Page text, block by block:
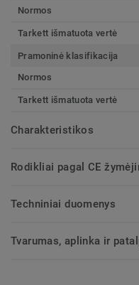
Normos
Tarkett išmatuota vertė
Pramoninė klasifikacija
Normos
Tarkett išmatuota vertė
Charakteristikos
Rodikliai pagal CE
Techniniai duomenys
Tvarumas, aplinka ir